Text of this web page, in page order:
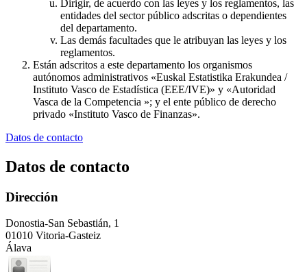
Dirigir, de acuerdo con las leyes y los reglamentos, las
entidades del sector público adscritas o dependientes
del departamento.
Las demás facultades que le atribuyan las leyes y los
reglamentos.
Están adscritos a este departamento los organismos
autónomos administrativos «Euskal Estatistika Erakundea /
Instituto Vasco de Estadística (EEE/IVE)» y «Autoridad
Vasca de la Competencia »; y el ente público de derecho
privado «Instituto Vasco de Finanzas».
Datos de contacto
Datos de contacto
Dirección
Donostia-San Sebastián, 1
01010 Vitoria-Gasteiz
Álava